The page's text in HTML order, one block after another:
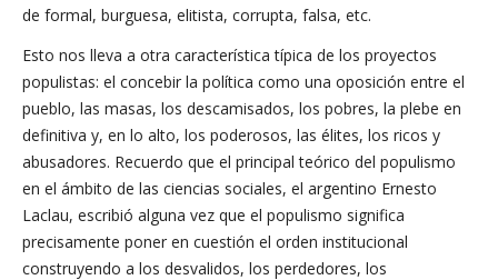
de formal, burguesa, elitista, corrupta, falsa, etc.
Esto nos lleva a otra característica típica de los proyectos
populistas: el concebir la política como una oposición entre el
pueblo, las masas, los descamisados, los pobres, la plebe en
definitiva y, en lo alto, los poderosos, las élites, los ricos y
abusadores. Recuerdo que el principal teórico del populismo
en el ámbito de las ciencias sociales, el argentino Ernesto
Laclau, escribió alguna vez que el populismo significa
precisamente poner en cuestión el orden institucional
construyendo a los desvalidos, los perdedores, los